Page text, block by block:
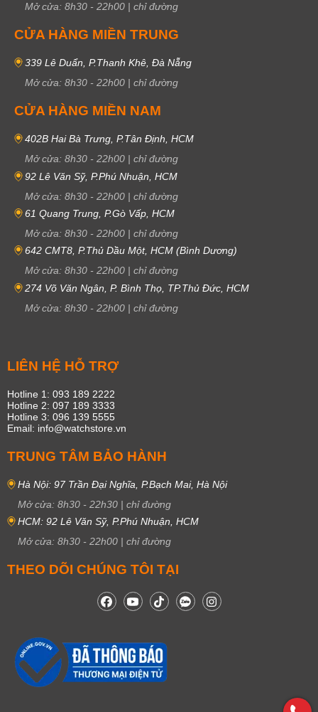
Mở cửa: 8h30 - 22h00 | chỉ đường
CỬA HÀNG MIỀN TRUNG
339 Lê Duẩn, P.Thanh Khê, Đà Nẵng
Mở cửa: 8h30 - 22h00 | chỉ đường
CỬA HÀNG MIỀN NAM
402B Hai Bà Trưng, P.Tân Định, HCM
Mở cửa: 8h30 - 22h00 | chỉ đường
92 Lê Văn Sỹ, P.Phú Nhuận, HCM
Mở cửa: 8h30 - 22h00 | chỉ đường
61 Quang Trung, P.Gò Vấp, HCM
Mở cửa: 8h30 - 22h00 | chỉ đường
642 CMT8, P.Thủ Dầu Một, HCM (Bình Dương)
Mở cửa: 8h30 - 22h00 | chỉ đường
274 Võ Văn Ngân, P. Bình Thọ, TP.Thủ Đức, HCM
Mở cửa: 8h30 - 22h00 | chỉ đường
LIÊN HỆ HỖ TRỢ
Hotline 1: 093 189 2222
Hotline 2: 097 189 3333
Hotline 3: 096 139 5555
Email: info@watchstore.vn
TRUNG TÂM BẢO HÀNH
Hà Nội: 97 Trần Đại Nghĩa, P.Bạch Mai, Hà Nội
Mở cửa: 8h30 - 22h30 | chỉ đường
HCM: 92 Lê Văn Sỹ, P.Phú Nhuận, HCM
Mở cửa: 8h30 - 22h00 | chỉ đường
THEO DÕI CHÚNG TÔI TẠI